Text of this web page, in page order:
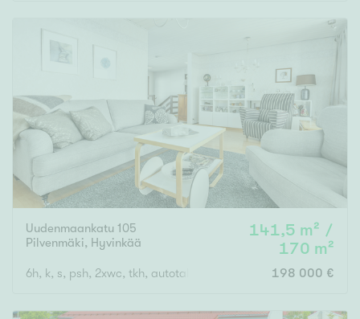
Uudenmaankatu 105
Pilvenmäki, Hyvinkää
141,5 m² /
170 m²
6h, k, s, psh, 2xwc, tkh, autotalli 198 000 €